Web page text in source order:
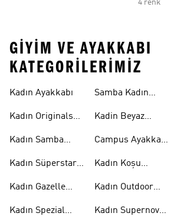
4 renk
GIYIM VE AYAKKABI
KATEGORILERIMIZ
Kadın Ayakkabı
Kadın Originals
Kadın Samba
Kadın Süperstar
Kadın Gazelle
Kadın Spezial
Samba Kadın
Kadin Beyaz
Campus Ayakkabı
Kadın Koşu
Kadın Outdoor
Kadın Supernova